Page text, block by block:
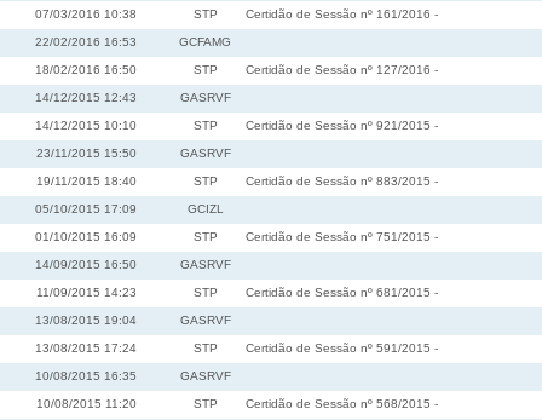
07/03/2016 10:38 STP Certidão de Sessão nº 161/2016 -
22/02/2016 16:53 GCFAMG
18/02/2016 16:50 STP Certidão de Sessão nº 127/2016 -
14/12/2015 12:43 GASRVF
14/12/2015 10:10 STP Certidão de Sessão nº 921/2015 -
23/11/2015 15:50 GASRVF
19/11/2015 18:40 STP Certidão de Sessão nº 883/2015 -
05/10/2015 17:09 GCIZL
01/10/2015 16:09 STP Certidão de Sessão nº 751/2015 -
14/09/2015 16:50 GASRVF
11/09/2015 14:23 STP Certidão de Sessão nº 681/2015 -
13/08/2015 19:04 GASRVF
13/08/2015 17:24 STP Certidão de Sessão nº 591/2015 -
10/08/2015 16:35 GASRVF
10/08/2015 11:20 STP Certidão de Sessão nº 568/2015 -